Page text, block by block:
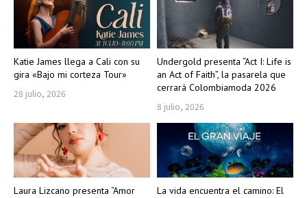
Katie James llega a Cali con su
gira «Bajo mi corteza Tour»
28 julio, 2026
Undergold presenta “Act I: Life is
an Act of Faith”, la pasarela que
cerrará Colombiamoda 2026
8 julio, 2026
Laura Lizcano presenta “Amor
La vida encuentra el camino: El